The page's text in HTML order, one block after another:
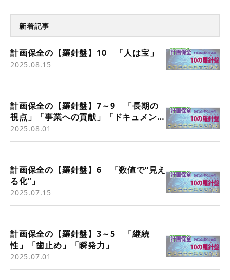
新着記事
計画保全の【羅針盤】10 「人は宝」
2025.08.15
計画保全の【羅針盤】7～9 「長期の
視点」「事業への貢献」「ドキュメント
は宝」
2025.08.01
計画保全の【羅針盤】6 「数値で“見え
る化”」
2025.07.15
計画保全の【羅針盤】3～5 「継続
性」「歯止め」「瞬発力」
2025.07.01